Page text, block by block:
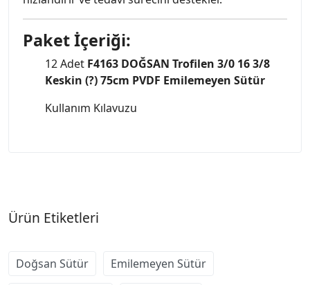
Paket İçeriği:
12 Adet F4163 DOĞSAN Trofilen 3/0 16 3/8
Keskin (?) 75cm PVDF Emilemeyen Sütür
Kullanım Kılavuzu
Ürün Etiketleri
Doğsan Sütür Emilemeyen Sütür